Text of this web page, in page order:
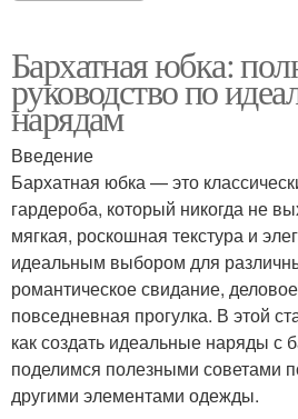
Бархатная юбка:
руководство по
нарядам
Введение
Бархатная юбка — это
гардероба, который никогда не
мягкая, роскошная текстура и
идеальным выбором для
романтическое свидание,
повседневная прогулка. В этой
как создать идеальные наряды с
поделимся полезными советами
другими элементами одежды.